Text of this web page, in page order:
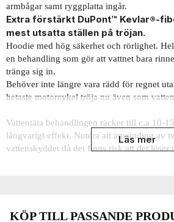
armbågar samt ryggplatta ingår.
Extra förstärkt DuPont™ Kevlar®-
mest utsatta ställen på tröjan.
Hoodie med hög säkerhet och rörlighet.
en behandling som gör att vattnet bara
tränga sig in.
Behöver inte längre vara rädd för regnet
hetaste motorcykel tröja nu även som
Vattentäta behandlingen räcker till c.a 10-
långvarigt effekt. Notera att använding av
vattenskyddet då det finns risk att det löser
Läs mer
KÖP TILL PASSANDE